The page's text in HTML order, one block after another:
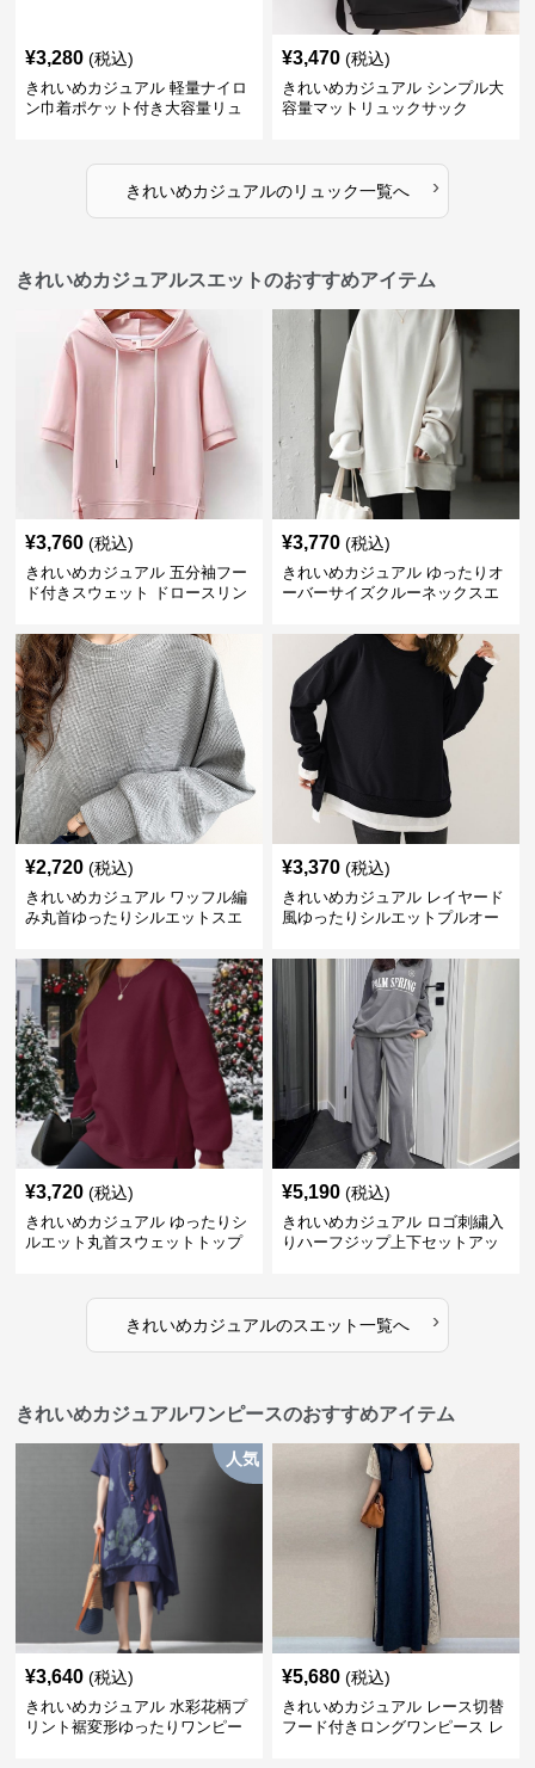
¥3,280 (税込)
きれいめカジュアル 軽量ナイロ
ン巾着ポケット付き大容量リュ
¥3,470 (税込)
きれいめカジュアル シンプル大
容量マットリュックサック
きれいめカジュアルのリュック一覧へ ›
きれいめカジュアルスエットのおすすめアイテム
¥3,760 (税込)
きれいめカジュアル 五分袖フー
ド付きスウェット ドロースリン
¥3,770 (税込)
きれいめカジュアル ゆったりオ
ーバーサイズクルーネックスエ
¥2,720 (税込)
きれいめカジュアル ワッフル編
み丸首ゆったりシルエットスエ
¥3,370 (税込)
きれいめカジュアル レイヤード
風ゆったりシルエットプルオー
¥3,720 (税込)
きれいめカジュアル ゆったりシ
ルエット丸首スウェットトップ
¥5,190 (税込)
きれいめカジュアル ロゴ刺繍入
りハーフジップ上下セットアッ
きれいめカジュアルのスエット一覧へ ›
きれいめカジュアルワンピースのおすすめアイテム
人気
¥3,640 (税込)
きれいめカジュアル 水彩花柄プ
リント裾変形ゆったりワンピー
¥5,680 (税込)
きれいめカジュアル レース切替
フード付きロングワンピース レ